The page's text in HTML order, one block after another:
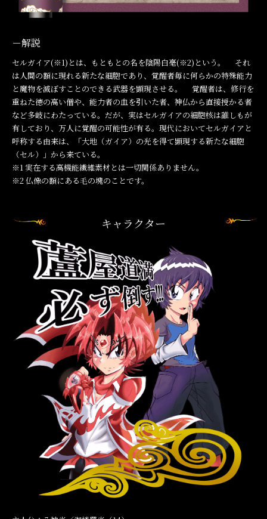
－解説
セルガイア(※1)とは、もともとの名を陰陽白毫(※2)という。 それ
は人間の額に現れる新たな細胞であり、覚醒者毎に何らかの特殊能力
と魔物を滅ぼすことのできる武器を顕現させる。 覚醒者は、修行を
重ねた徳の高い僧や、能力者の血を引いた者、神仏から直接授かる者
など多岐にわたっている。だが、実はセルガイアの細胞核は誰しもが
有しており、万人に覚醒の可能性が有る。現代においてセルガイアと
呼称する由来は、「大地（ガイア）の光を得て顕現する新たな細胞
（セル）」から来ている。
※1 実在する高機能繊維素材とは一切関係ありません。
※2 仏像の額にある毛の塊のことです。
キャラクター